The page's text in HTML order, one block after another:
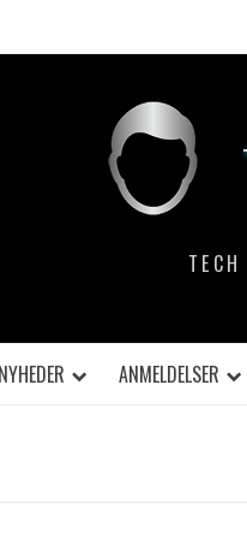
NYHEDER ANMELDELSER